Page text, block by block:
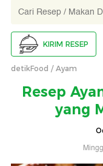
KIRIM RESEP
detikFood Ayam
Resep
yang